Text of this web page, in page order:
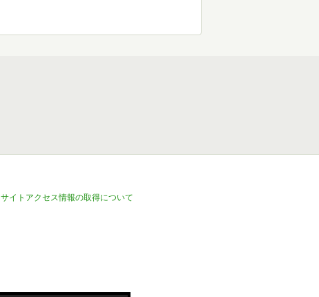
サイトアクセス情報の取得について